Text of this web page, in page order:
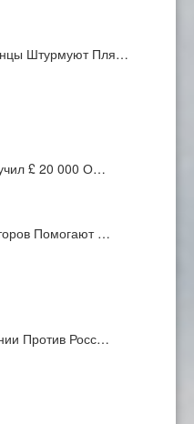
Штурмуют Пля…
£ 20 000 О…
Помогают …
Против Росс…